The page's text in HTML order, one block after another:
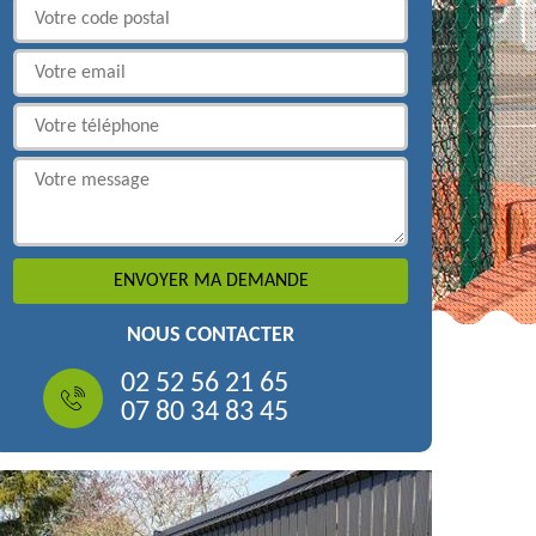
NOUS CONTACTER
02 52 56 21 65
07 80 34 83 45